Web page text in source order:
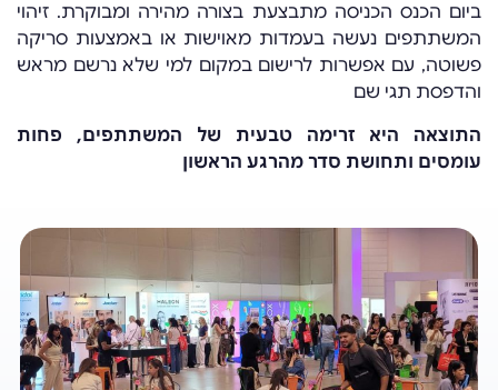
ביום הכנס הכניסה מתבצעת בצורה מהירה ומבוקרת. זיהוי
המשתתפים נעשה בעמדות מאוישות או באמצעות סריקה
פשוטה, עם אפשרות לרישום במקום למי שלא נרשם מראש
והדפסת תגי שם
התוצאה היא זרימה טבעית של המשתתפים, פחות
עומסים ותחושת סדר מהרגע הראשון